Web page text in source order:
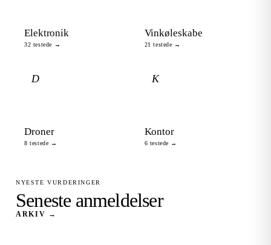
Elektronik
32 testede →
Vinkøleskabe
21 testede →
D
Droner
8 testede →
K
Kontor
6 testede →
NYESTE VURDERINGER
Seneste anmeldelser
ARKIV →